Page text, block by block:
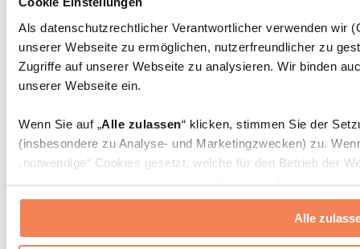
Als datenschutzrechtlicher Verantwortlicher verwenden wir
unserer Webseite zu ermöglichen, nutzerfreundlicher zu
Zugriffe auf unserer Webseite zu analysieren. Wir binden
unserer Webseite ein.
Wenn Sie auf „Alle zulassen“ klicken, stimmen Sie der
(insbesondere zu Analyse- und Marketingzwecken) zu.
„notwendige“ Cookies gesetzt, welche für den Betrieb der
individuelle Auswahl treffen, indem Sie unter „Anpassen“
erlauben“ klicken.
Weitere Informationen über die Verarbeitung Ihrer Daten
Alle
Massagegeräte
Faszien- und Massagerollen
Weitere Rehabilitationshilfen
Taschen & Rucksäcke
Essenstaschen und Meal-Prep-Zubehör
Zubehör nach Aktivität
Laufen
Kampfsport
Radfahren
Schwimmen